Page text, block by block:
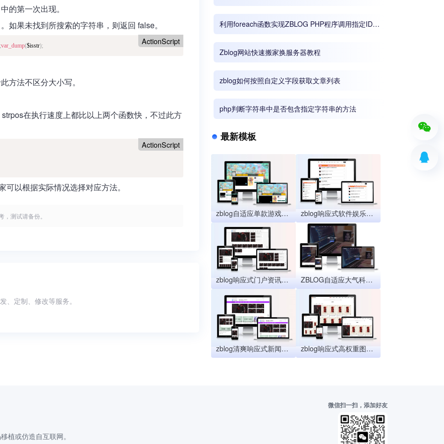
的第一次出现。
如果未找到所搜索的字符串，则返回 false。
ActionScript
var_dump($isstr);
方法不区分大小写。
在执行速度上都比以上两个函数快，不过此方
ActionScript
以根据实际情况选择对应方法。
测试请备份。
、定制、修改等服务。
利用foreach函数实现ZBLOG PHP程序调用指定ID文
Zblog网站快速搬家换服务器教程
zblog如何按照自定义字段获取文章列表
php判断字符串中是否包含指定字符串的方法
最新模板
zblog自适应单款游戏推广主题 zblog响应式软件娱乐资源主题
zblog响应式门户资讯文章CMS主题67号 ZBLOG自适应大气科技官网企业主题5号
zblog清爽响应式新闻资讯CMS主题66号 zblog响应式高权重图文资讯主题
植或仿造自互联网。
微信扫一扫，添加好友